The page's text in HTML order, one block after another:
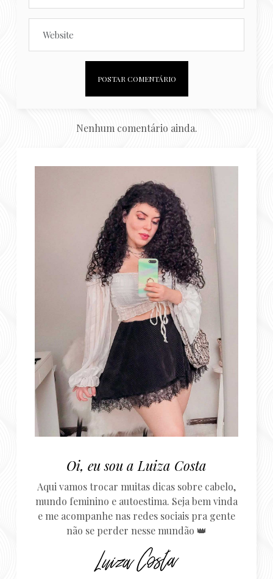
Nenhum comentário ainda.
Oi, eu sou a Luiza Costa
Aqui vamos trocar muitas dicas sobre cabelo,
mundo feminino e autoestima. Seja bem vinda
e me acompanhe nas redes sociais pra gente
não se perder nesse mundão 👑